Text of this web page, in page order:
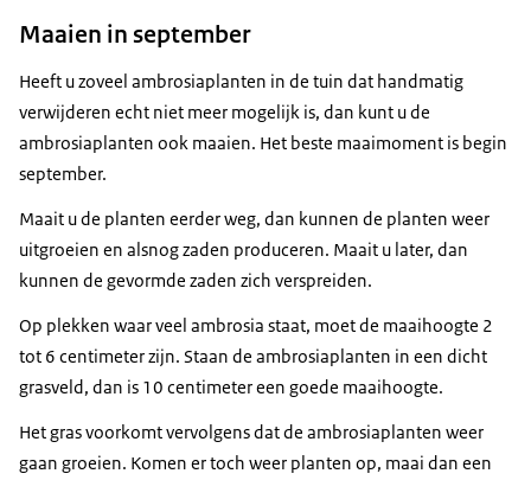
Maaien in september
Heeft u zoveel ambrosiaplanten in de tuin dat handmatig
verwijderen echt niet meer mogelijk is, dan kunt u de
ambrosiaplanten ook maaien. Het beste maaimoment is begin
september.
Maait u de planten eerder weg, dan kunnen de planten weer
uitgroeien en alsnog zaden produceren. Maait u later, dan
kunnen de gevormde zaden zich verspreiden.
Op plekken waar veel ambrosia staat, moet de maaihoogte 2
tot 6 centimeter zijn. Staan de ambrosiaplanten in een dicht
grasveld, dan is 10 centimeter een goede maaihoogte.
Het gras voorkomt vervolgens dat de ambrosiaplanten weer
gaan groeien. Komen er toch weer planten op, maai dan een